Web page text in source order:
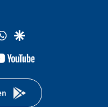
whatsapp
google
youtube-